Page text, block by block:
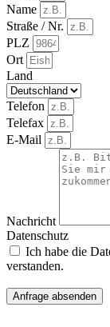
Name
Straße / Nr.
PLZ
Ort
Land
Telefon
Telefax
E-Mail
Nachricht
Datenschutz
Ich habe die
verstanden.
Anfrage absenden